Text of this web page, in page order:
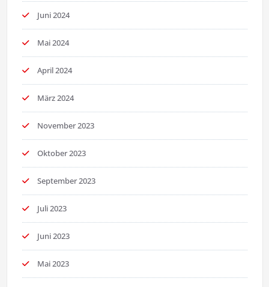
Juni 2024
Mai 2024
April 2024
März 2024
November 2023
Oktober 2023
September 2023
Juli 2023
Juni 2023
Mai 2023